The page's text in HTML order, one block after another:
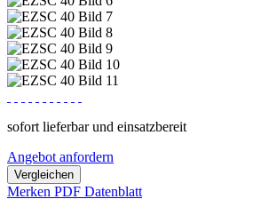
sofort lieferbar und einsatzbereit
Angebot anfordern
Vergleichen
Merken PDF Datenblatt